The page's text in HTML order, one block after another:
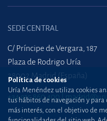
SEDE CENTRAL
C/ Príncipe de Vergara, 187
Plaza de Rodrigo Uría
28002 Madrid (España)
+34 915 860 400
Política de cookies
Uría Menéndez utiliza cookies
tus hábitos de navegación y para
más interés, con el objetivo de